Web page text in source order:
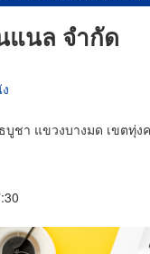
แนล จำกัด
ชา แขวงบางมด เขตทุ่ง